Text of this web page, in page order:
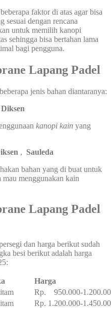
faktor di atas agar bisa
sesuai dengan rencana
untuk memilih kanopi
sehingga bisa bertahan lama
bagi pengguna.
Lapang Padel
jenis bahan diantaranya:
Diksen
kanopi kain yang
, Sauleda
bahan yang di buat untuk
menggunakan kain
Lapang Padel
dan harga berikut sudah
besi berikut adalah harga
Harga
Rp. 950.000-
Rp. 1.200.000-